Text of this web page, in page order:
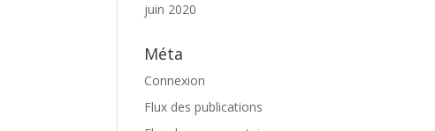
juin 2020
Méta
Connexion
Flux des publications